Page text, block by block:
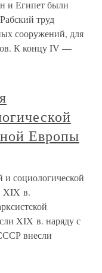
и Египет были
труд
сооружений, для
К концу IV —
Европы
и социологической
XIX в.
XIX в. наряду с
внесли